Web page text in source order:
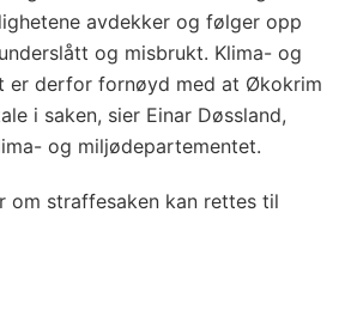
avdekker og følger opp
og misbrukt. Klima- og
er derfor fornøyd med at Økokrim
i saken, sier Einar Døssland,
og miljødepartementet.
om straffesaken kan rettes til